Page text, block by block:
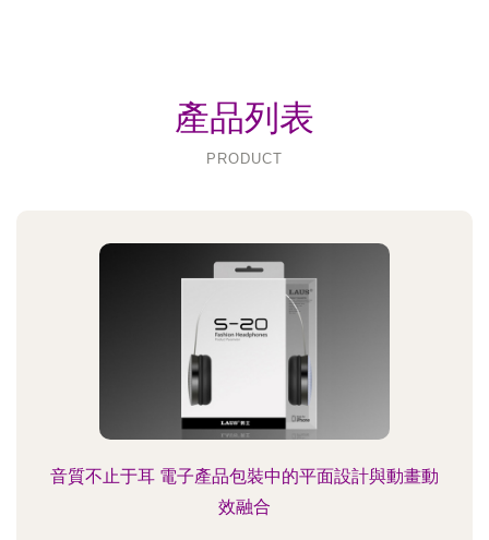
產品列表
PRODUCT
音質不止于耳 電子產品包裝中的平面設計與動畫動
效融合